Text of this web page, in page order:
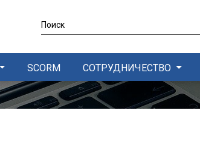
SCORM СОТРУДНИЧЕСТВО